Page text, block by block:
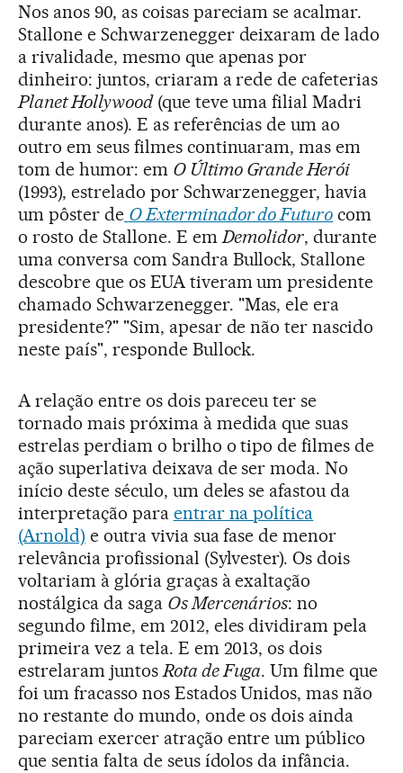
Nos anos 90, as coisas pareciam se acalmar.
Stallone e Schwarzenegger deixaram de lado
a rivalidade, mesmo que apenas por
dinheiro: juntos, criaram a rede de cafeterias
Planet Hollywood(que teve uma filial Madri
durante anos). E as referências de um ao
outro em seus filmes continuaram, mas em
tom de humor: em O Último Grande Herói
(1993), estrelado por Schwarzenegger, havia
um pôster de O Exterminador do Futuro com
o rosto de Stallone. E emDemolidor, durante
uma conversa com Sandra Bullock, Stallone
descobre que os EUA tiveram um presidente
chamado Schwarzenegger. "Mas, ele era
presidente?" "Sim, apesar de não ter nascido
neste país", responde Bullock.
A relação entre os dois pareceu ter se
tornado mais próxima à medida que suas
estrelas perdiam o brilho o tipo de filmes de
ação superlativa deixava de ser moda. No
início deste século, um deles se afastou da
interpretação para entrar na política
(Arnold) e outra vivia sua fase de menor
relevância profissional (Sylvester). Os dois
voltariam à glória graças à exaltação
nostálgica da saga Os Mercenários: no
segundo filme, em 2012, eles dividiram pela
primeira vez a tela. E em 2013, os dois
estrelaram juntosRota de Fuga. Um filme que
foi um fracasso nos Estados Unidos, mas não
no restante do mundo, onde os dois ainda
pareciam exercer atração entre um público
que sentia falta de seus ídolos da infância.